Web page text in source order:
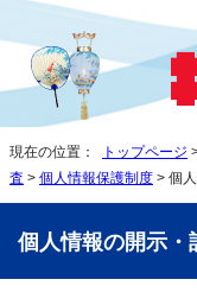
現在の位置： トップページ
査 > 個人情報保護制度 > 個
個人情報の開示・